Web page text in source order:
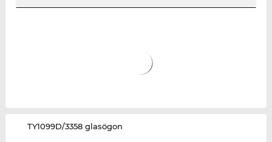
‌TY1099D/3358 glasögon